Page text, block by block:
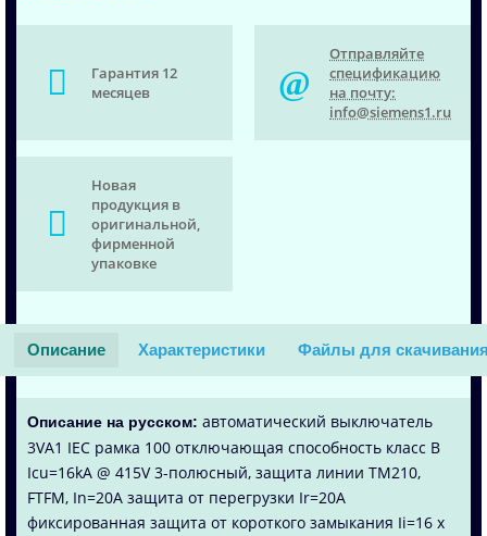
Гарантия 12
месяцев
Отправляйте
спецификацию
на почту:
info@siemens1.ru
Новая
продукция в
оригинальной,
фирменной
упаковке
Описание Характеристики Файлы для
Описание на русском: автоматический выключатель
3VA1 IEC рамка 100 отключающая способность класс B
Icu=16kA @ 415V 3-полюсный, защита линии TM210,
FTFM, In=20A защита от перегрузки Ir=20A
фиксированная защита от короткого замыкания Ii=16 x